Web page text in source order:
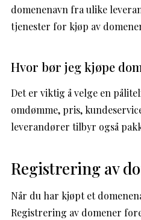
domenenavn fra ulike
tjenester for kjøp av
Hvor bør jeg kjøpe
Det er viktig å velge en
omdømme, pris,
leverandører tilbyr også
Registrering av
Når du har kjøpt et
Registrering av domener